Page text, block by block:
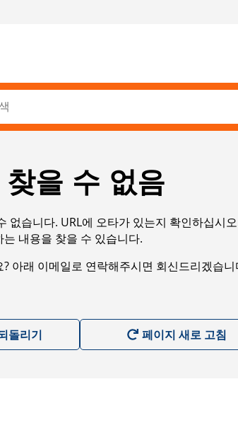
을 수 없음
없습니다. URL에 오타가 있는지 확인하십시
내용을 찾을 수 있습니다.
아래 이메일로 연락해주시면 회신드리겠습
돌리기 페이지 새로 고침